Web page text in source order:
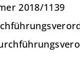
2018/1139